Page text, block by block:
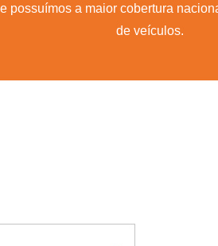
e possuímos a maior cobertura
de veículos.